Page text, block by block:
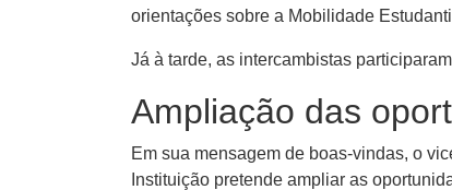
orientações sobre a Mobilidade
Já à tarde, as intercambistas
Ampliação das
Em sua mensagem de boas-vindas, o
Instituição pretende ampliar as